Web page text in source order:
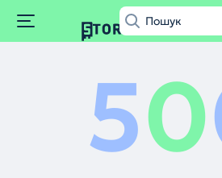
50